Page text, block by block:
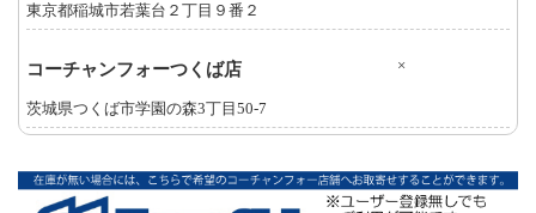
東京都稲城市若葉台２丁目９番２
コーチャンフォーつくば店 ×
茨城県つくば市学園の森3丁目50-7